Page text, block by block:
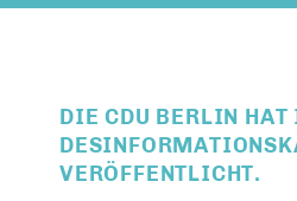
DIE CDU BERLIN
VERÖFFENTLICHT.